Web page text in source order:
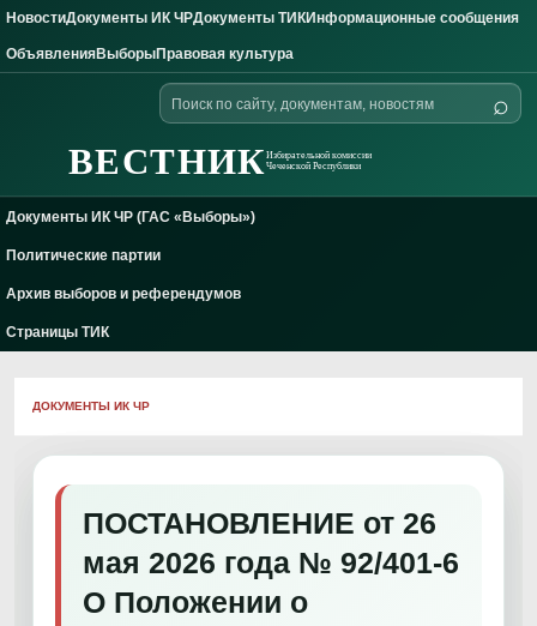
Skip to content
НовостиДокументы ИК ЧРДокументы ТИКИнформационные сообщения
ОбъявленияВыборыПравовая культура
ВЕСТНИКИзбирательной комиссии
Чеченской Республики
Поиск
по
⌕
Документы ИК ЧР (ГАС «Выборы»)
Политические партии
Архив выборов и референдумов
Страницы ТИК
ДОКУМЕНТЫ ИК ЧР
ПОСТАНОВЛЕНИЕ от 26
мая 2026 года № 92/401-6
О Положении о